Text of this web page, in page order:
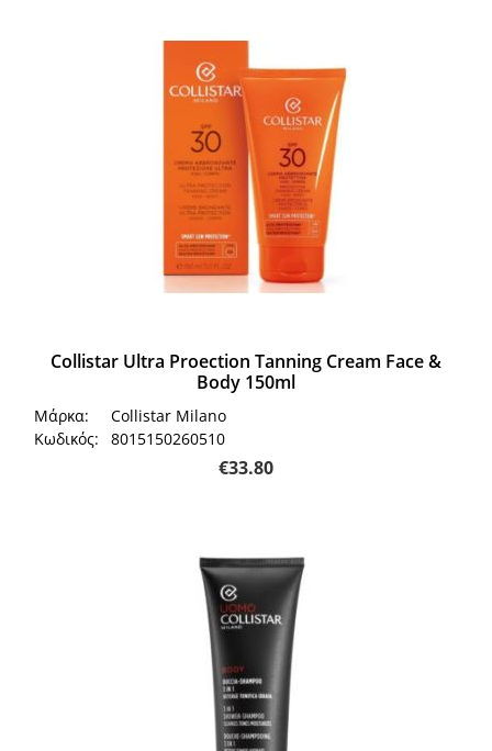
Collistar Ultra Proection Tanning Cream Face &
Body 150ml
Μάρκα:
Collistar Milano
Κωδικός:
8015150260510
€33.80